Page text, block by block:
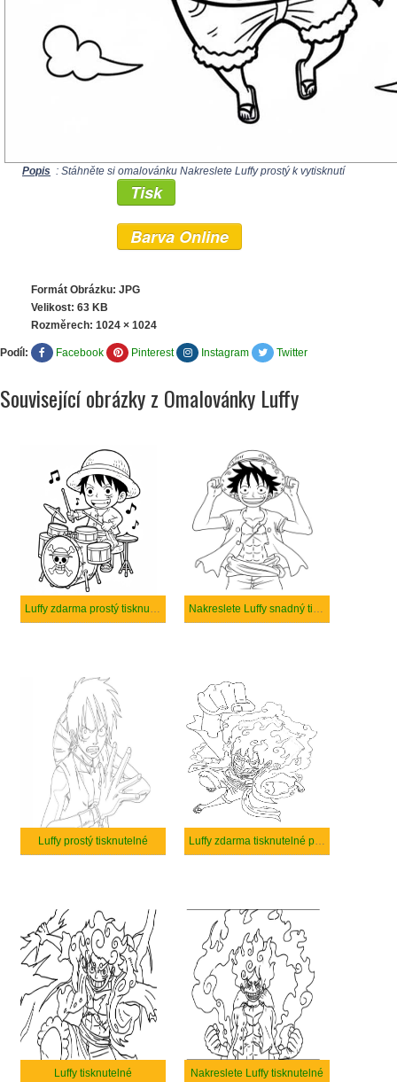
Popis : Stáhněte si omalovánku Nakreslete Luffy prostý k vytisknutí
Tisk
Barva Online
Formát Obrázku: JPG
Velikost: 63 KB
Rozměrech: 1024 × 1024
Podíl: Facebook Pinterest Instagram Twitter
Související obrázky z Omalovánky Luffy
Luffy zdarma prostý tisknutelné Nakreslete Luffy snadný tisknutelné
Luffy prostý tisknutelné Luffy zdarma tisknutelné pro děti
Luffy tisknutelné Nakreslete Luffy tisknutelné